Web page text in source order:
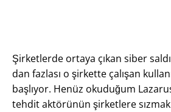
Şirketlerde ortaya çıkan siber
dan fazlası o şirkette çalışan
başlıyor. Henüz okuduğum
tehdit aktörünün şirketlere sızmak